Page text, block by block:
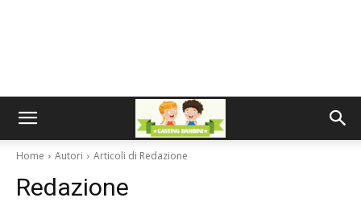
Home Autori Articoli di Redazione
Redazione